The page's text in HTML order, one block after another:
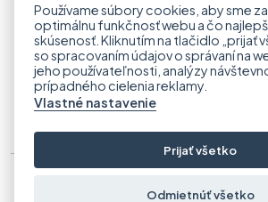
Používame súbory cookies, aby sme
optimálnu funkčnosť webu a čo
skúsenosť. Kliknutím na tlačidlo „prijať
so spracovaním údajov o správaní na
jeho používateľnosti, analýzy
prípadného cielenia reklamy.
Vlastné nastavenie
Prijať všetko
Odmietnúť všetko